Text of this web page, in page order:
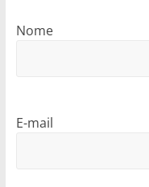
Nome
E-mail